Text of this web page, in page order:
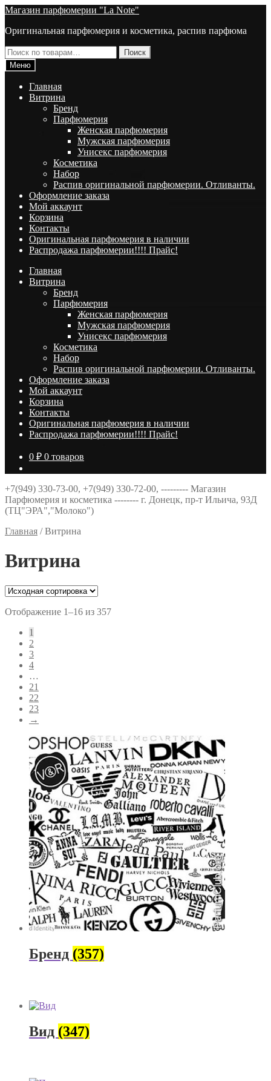
Перейти
навигации
Перейти
содержимому
Магазин парфюмерии "La Note"
Оригинальная парфюмерия и косметика, распив парфюма
Искать:
Поиск
Меню
Главная
Витрина
Брeнд
Парфюмерия
Женская парфюмерия
Мужская парфюмерия
Унисекс парфюмерия
Косметика
Набор
Распив оригинальной парфюмерии. Отливанты.
Оформление заказа
Мой аккаунт
Корзина
Контакты
Оригинальная парфюмерия в наличии
Распродажа парфюмерии!!!! Прайс!
Главная
Витрина
Брeнд
Парфюмерия
Женская парфюмерия
Мужская парфюмерия
Унисекс парфюмерия
Косметика
Набор
Распив оригинальной парфюмерии. Отливанты.
Оформление заказа
Мой аккаунт
Корзина
Контакты
Оригинальная парфюмерия в наличии
Распродажа парфюмерии!!!! Прайс!
0 ₽ 0 товаров
+7(949) 330-73-00, +7(949) 330-72-00, --------- Магазин
Парфюмерия и косметика -------- г. Донецк, пр-т Ильича, 93Д
(ТЦ"ЭРА","Молоко")
Главная /Витрина
Витрина
Отображение 1–16 из 357
1
2
3
4
…
21
22
23
→
Брeнд (357)
Вид (347)